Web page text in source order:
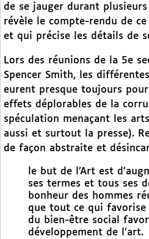
de se jauger durant
révèle le compte-rendu de
et qui précise les détails de
Lors des réunions de la 5e
Spencer Smith, les
eurent presque toujours
effets déplorables de la
spéculation menaçant les
aussi et surtout la presse).
de façon abstraite et
le but de l’Art est
ses termes et tous ses
bonheur des hommes
que tout ce qui favorise
du bien-être social
développement de l’art.